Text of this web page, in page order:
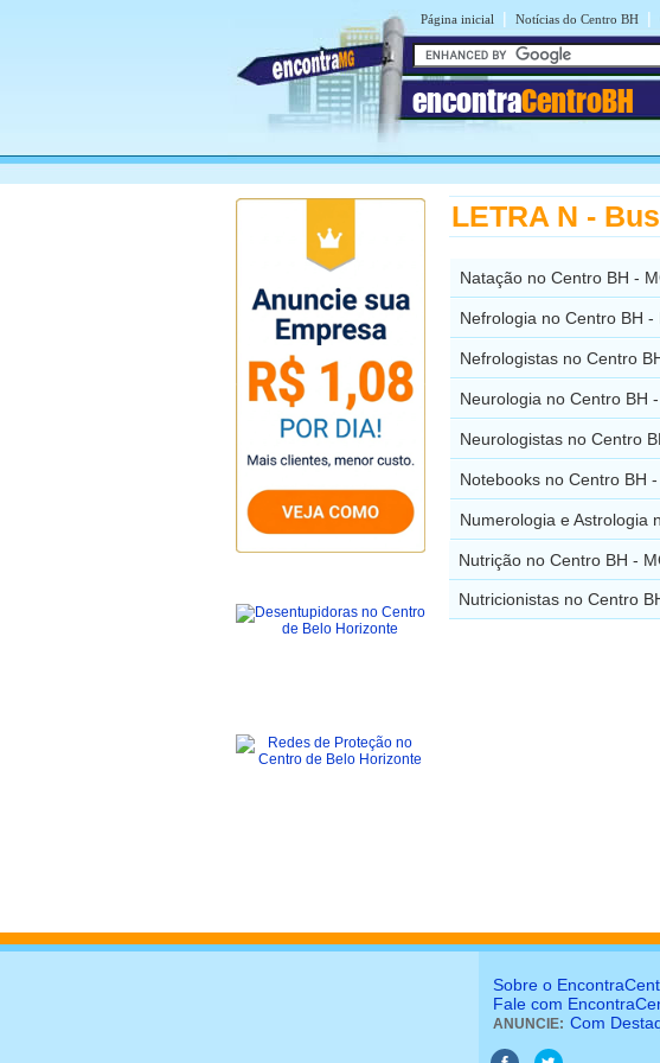
Página inicial | Notícias do Centro BH |
encontraCentroBH
LETRA N -
Natação no Centro BH -
Nefrologia no Centro BH -
Nefrologistas no Centro
Neurologia no Centro BH
Neurologistas no Centro
Notebooks no Centro BH
Numerologia e Astrologia
Nutrição no Centro BH -
Nutricionistas no Centro
Sobre o
Fale com
ANUNCIE: Com